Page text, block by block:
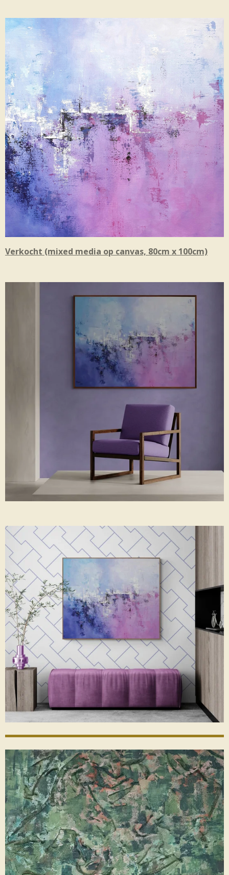
Verkocht (mixed media op canvas, 80cm x 100cm)